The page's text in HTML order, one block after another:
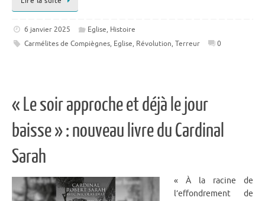
6 janvier 2025 Eglise, Histoire
Carmélites de Compiègnes, Eglise, Révolution, Terreur 0
« Le soir approche et déjà le jour
baisse » : nouveau livre du Cardinal
Sarah
« À la racine de
l’effondrement de